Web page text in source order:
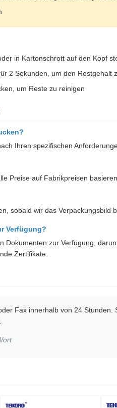
in Kartonschrott auf den Kopf
2 Sekunden, um den Restgehalt
um Reste zu reinigen
Ihren spezifischen
Preise auf Fabrikpreisen basieren.
sobald wir das Verpackungsbild
Verfügung?
Dokumenten zur Verfügung,
Zertifikate.
Fax innerhalb von 24